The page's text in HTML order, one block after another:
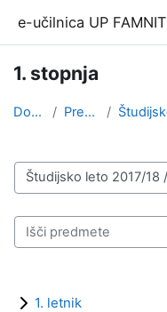
e-učilnica UP FAMNIT
1. stopnja
Domov Predmeti
Kategorije predmetov
Išči predmete
1. letnik